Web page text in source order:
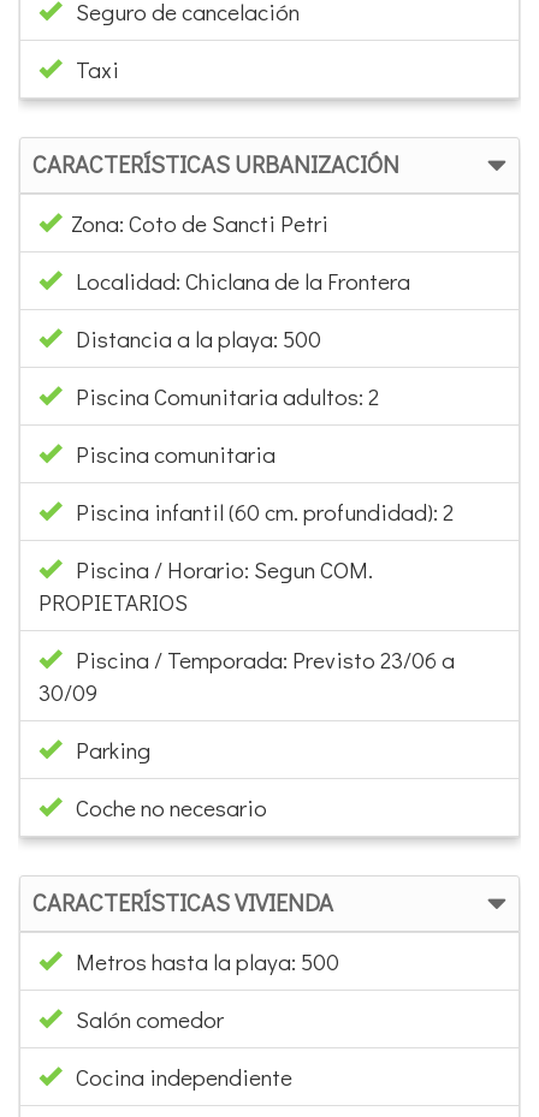
Seguro de cancelación
Taxi
CARACTERÍSTICAS URBANIZACIÓN
Zona: Coto de Sancti Petri
Localidad: Chiclana de la Frontera
Distancia a la playa: 500
Piscina Comunitaria adultos: 2
Piscina comunitaria
Piscina infantil (60 cm. profundidad): 2
Piscina / Horario: Segun COM.
PROPIETARIOS
Piscina / Temporada: Previsto 23/06 a
30/09
Parking
Coche no necesario
CARACTERÍSTICAS VIVIENDA
Metros hasta la playa: 500
Salón comedor
Cocina independiente